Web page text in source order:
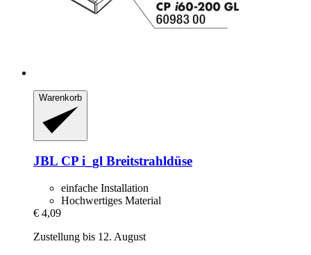
Warenkorb
JBL CP i_gl Breitstrahldüse
einfache Installation
Hochwertiges Material
€ 4,09
Zustellung bis 12. August